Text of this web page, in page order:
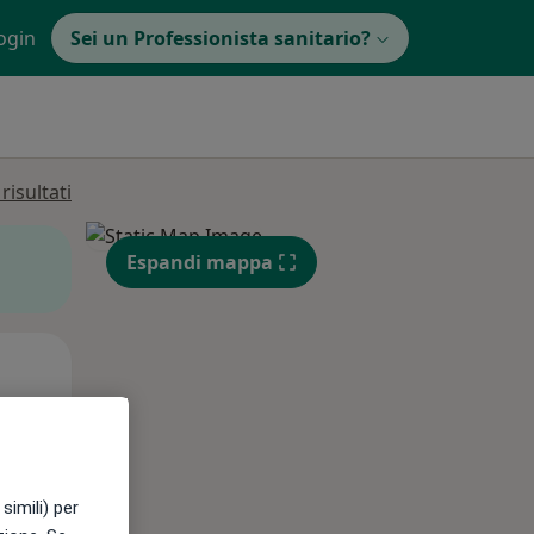
Sei un Professionista sanitario?
Espandi mappa
per